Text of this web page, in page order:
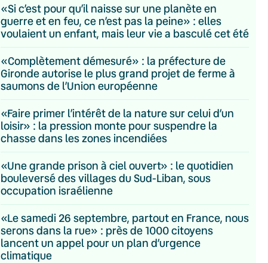
«Si c’est pour qu’il naisse sur une planète en
guerre et en feu, ce n’est pas la peine» : elles
voulaient un enfant, mais leur vie a basculé cet été
«Complètement démesuré» : la préfecture de
Gironde autorise le plus grand projet de ferme à
saumons de l’Union européenne
«Faire primer l’intérêt de la nature sur celui d’un
loisir» : la pression monte pour suspendre la
chasse dans les zones incendiées
«Une grande prison à ciel ouvert» : le quotidien
bouleversé des villages du Sud-Liban, sous
occupation israélienne
«Le samedi 26 septembre, partout en France, nous
serons dans la rue» : près de 1000 citoyens
lancent un appel pour un plan d’urgence
climatique